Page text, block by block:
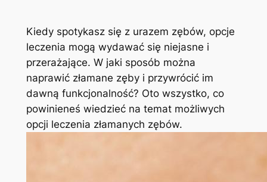
Kiedy spotykasz się z urazem zębów, opcje
⁣leczenia mogą wydawać się niejasne i
przerażające.⁣ W jaki sposób można​
naprawić złamane zęby i przywrócić im⁤
dawną funkcjonalność? Oto wszystko, co
powinieneś wiedzieć na ‍temat możliwych
opcji leczenia złamanych zębów.